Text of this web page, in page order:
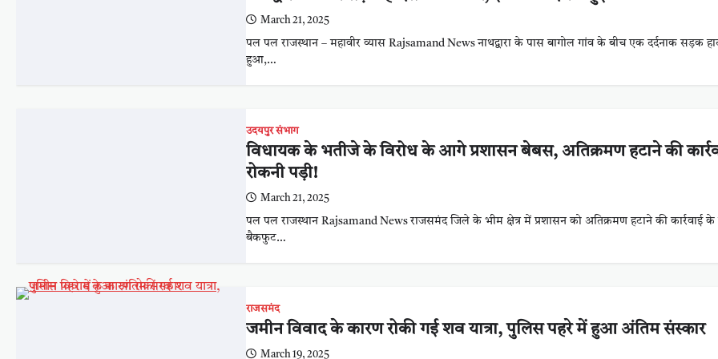
March 21, 2025
पल पल राजस्थान – महावीर व्यास Rajsamand News नाथद्वारा के पास बागोल गांव के बीच एक दर्दनाक सड़क
हुआ,…
उदयपुर संभाग
विधायक के भतीजे के विरोध के आगे प्रशासन बेबस, अतिक्रमण हटाने की
रोकनी पड़ी!
March 21, 2025
पल पल राजस्थान Rajsamand News राजसमंद जिले के भीम क्षेत्र में प्रशासन को अतिक्रमण हटाने की कार्रवाई के
बैकफुट…
राजसमंद
जमीन विवाद के कारण रोकी गई शव यात्रा, पुलिस पहरे में हुआ अंतिम संस्कार
March 19, 2025